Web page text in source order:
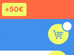
+50€